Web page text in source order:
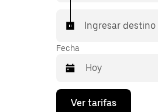
Ingresar destino
Fecha
Presiona
Ver tarifas